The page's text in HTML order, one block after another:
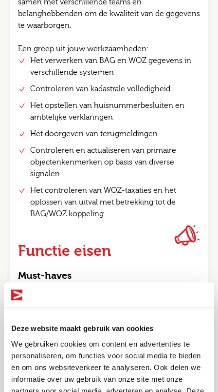
Deze website maakt gebruik van cookies
We gebruiken cookies om content en advertenties te
personaliseren, om functies voor social media te bieden
en om ons websiteverkeer te analyseren. Ook delen we
informatie over uw gebruik van onze site met onze
samen met verschillende teams en
belanghebbenden om de kwaliteit van de gegevens
te waarborgen.
Een greep uit jouw werkzaamheden:
Het verwerken van BAG en WOZ gegevens in
verschillende systemen
Controleren van kadastrale volledigheid
Het opstellen van huisnummerbesluiten en
ambtelijke verklaringen
Het doorgeven van terugmeldingen
Controleren en actualiseren van primaire
objectenkenmerken op basis van diverse
signalen
Het controleren van WOZ-taxaties en het
oplossen van uitval met betrekking tot de
BAG/WOZ koppeling
Functie eisen
Must-haves
functie
Diepgaande kennis van BAG en WOZ, inclusief
relevante wet- en regelgeving
Sterke analytische en probleemoplossende
vaardigheden
Altijd als 1e op de hoogte van de
Bel me terug